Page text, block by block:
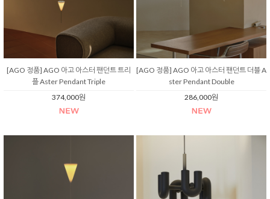
[AGO 정품] AGO 아고 아스터 팬던트 트리
플 Aster Pendant Triple
374,000원
[AGO 정품] AGO 아고 아스터 팬던트 더블 A
ster Pendant Double
286,000원